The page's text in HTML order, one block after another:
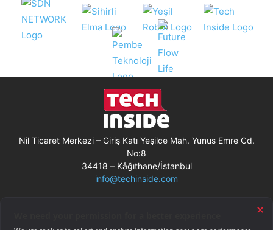
Nil Ticaret Merkezi – Giriş Katı Yeşilce Mah. Yunus Emre Cd.
No:8
34418 – Kâğıthane/İstanbul
info@techinside.com